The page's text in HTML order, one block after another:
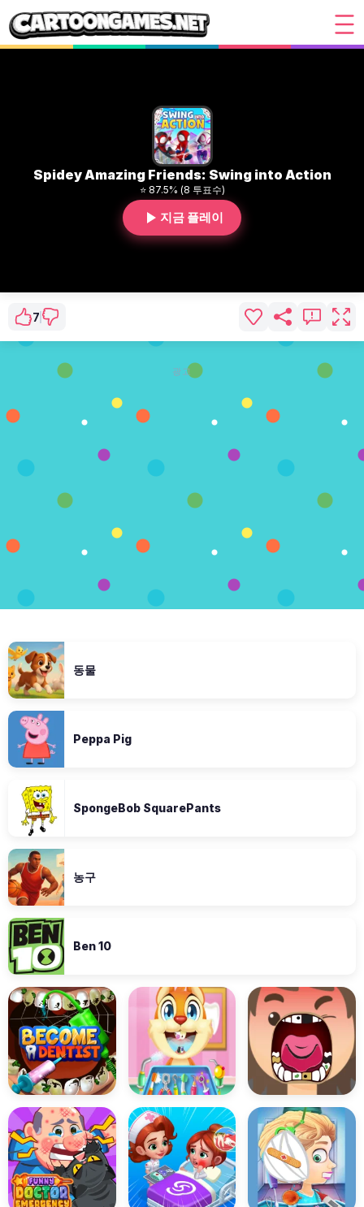
Spidey Amazing Friends: Swing into Action
⭐ 87.5% (8 투표수)
지금 플레이
7
광고
동물
Peppa Pig
SpongeBob SquarePants
농구
Ben 10